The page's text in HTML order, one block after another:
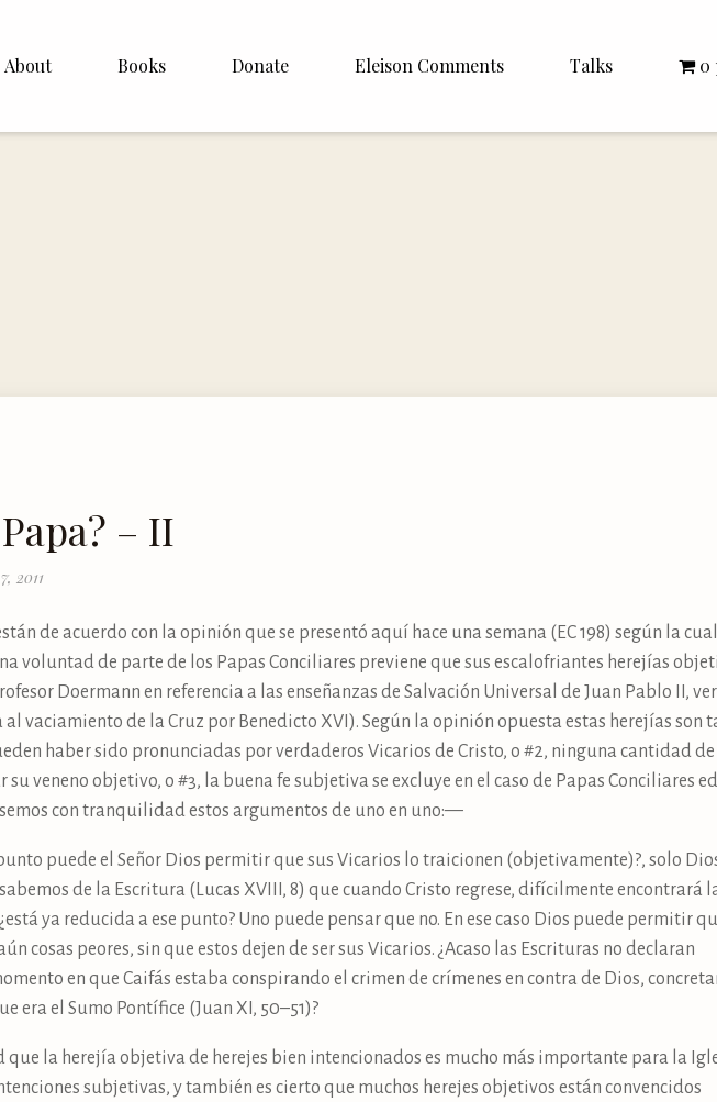
About Books Donate Eleison Comments
Italiano
Talks
Rector Letters
0
– II
2011
de acuerdo con la opinión que se presentó aquí hace una semana (EC 198) según la
voluntad de parte de los Papas Conciliares previene que sus escalofriantes herejías
Doermann en referencia a las enseñanzas de Salvación Universal de Juan Pablo II, ver
vaciamiento de la Cruz por Benedicto XVI). Según la opinión opuesta estas herejías son
haber sido pronunciadas por verdaderos Vicarios de Cristo, o #2, ninguna cantidad
veneno objetivo, o #3, la buena fe subjetiva se excluye en el caso de Papas Conciliares
con tranquilidad estos argumentos de uno en uno:—
puede el Señor Dios permitir que sus Vicarios lo traicionen (objetivamente)?, solo
de la Escritura (Lucas XVIII, 8) que cuando Cristo regrese, difícilmente encontrará
¿está ya reducida a ese punto? Uno puede pensar que no. En ese caso Dios puede permitir
cosas peores, sin que estos dejen de ser sus Vicarios. ¿Acaso las Escrituras no declaran
en que Caifás estaba conspirando el crimen de crímenes en contra de Dios,
era el Sumo Pontífice (Juan XI, 50–51)?
que la herejía objetiva de herejes bien intencionados es mucho más importante para la
subjetivas, y también es cierto que muchos herejes objetivos están convencidos